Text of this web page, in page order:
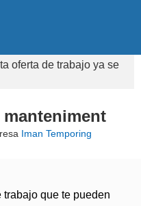
oferta de trabajo ya se
Iman Temporing
trabajo que te pueden